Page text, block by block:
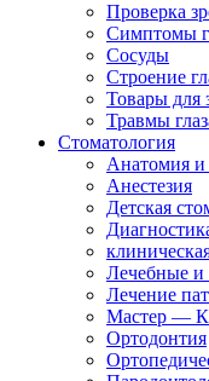
Проверка
Симптомы
Сосуды
Строение
Товары для
Травмы
Стоматология
Анатомия и
Анестезия
Детская
Лечебные и
Лечение
Мастер —
Ортодонтия